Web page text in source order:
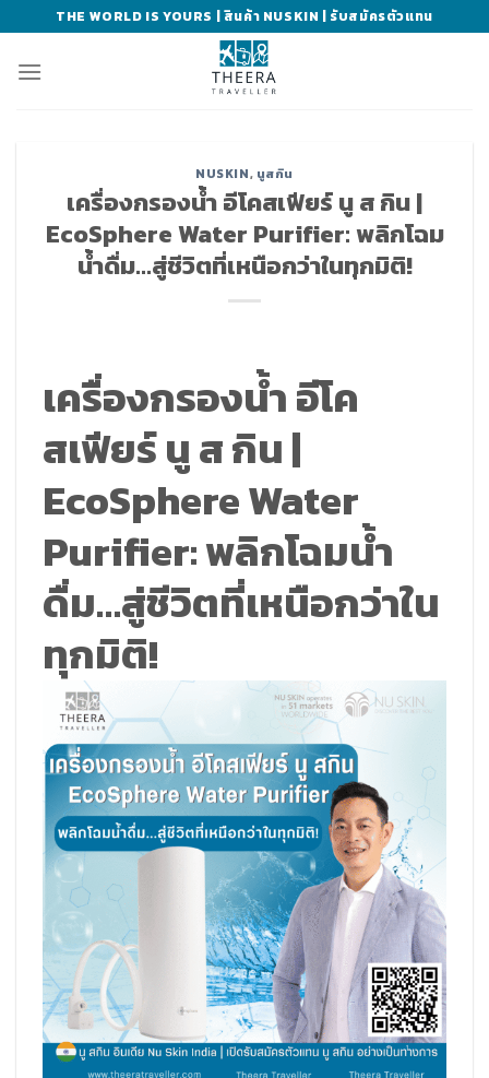
to
content
THE WORLD IS YOURS | สินค้า NUSKIN | รับสมัครตัวแทน
NUSKIN, นูสกิน
เครื่องกรองน้ำ อีโคสเฟียร์ นู ส กิน |
EcoSphere Water Purifier: พลิกโฉม
น้ำดื่ม…สู่ชีวิตที่เหนือกว่าในทุกมิติ!
เครื่องกรองน้ำ อีโค
สเฟียร์ นู ส กิน |
EcoSphere Water
Purifier: พลิกโฉมน้ำ
ดื่ม…สู่ชีวิตที่เหนือกว่าใน
ทุกมิติ!